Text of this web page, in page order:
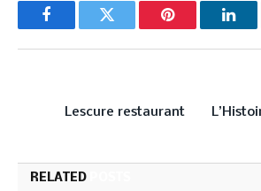
FacebookTwitter Pinterest
Lescure restaurant
RELATED